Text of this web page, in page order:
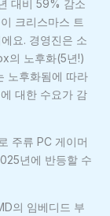
대비 59% 감소
크리스마스 트
요. 경영진은 소
의 노후화(5년!)
노후화됨에 따라
대한 수요가 감
주류 PC 게이머
년에 반등할 수
의 임베디드 부